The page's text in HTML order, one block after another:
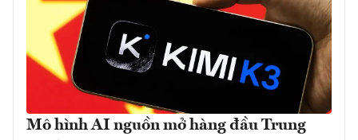
Mô hình AI nguồn mở hàng đầu Trung